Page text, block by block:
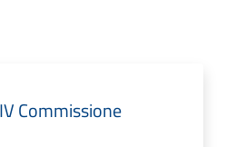
Commissione